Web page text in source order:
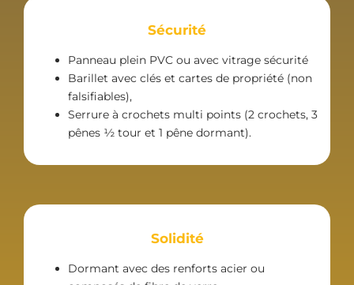
Sécurité
Panneau plein PVC ou avec vitrage sécurité
Barillet avec clés et cartes de propriété (non
falsifiables),
Serrure à crochets multi points (2 crochets, 3
pênes ½ tour et 1 pêne dormant).
Solidité
Dormant avec des renforts acier ou